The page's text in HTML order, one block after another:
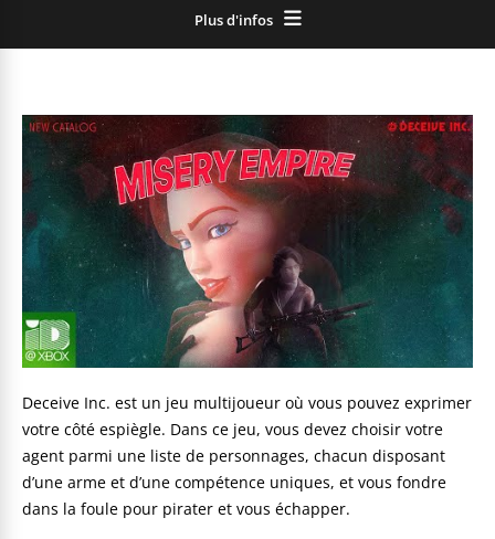
Plus d'infos
Deceive Inc. est un jeu multijoueur où vous pouvez exprimer
votre côté espiègle. Dans ce jeu, vous devez choisir votre
agent parmi une liste de personnages, chacun disposant
d’une arme et d’une compétence uniques, et vous fondre
dans la foule pour pirater et vous échapper.